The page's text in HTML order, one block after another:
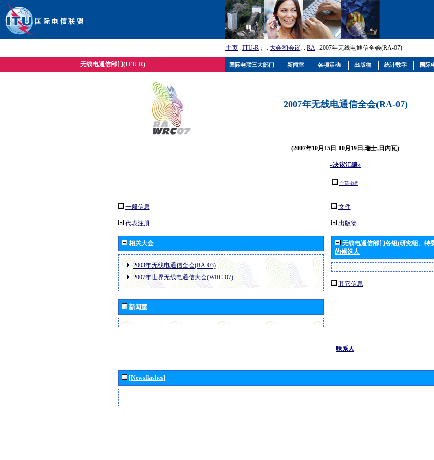
主页 : ITU-R ； : 大会和会议; : RA: 2007年无线电通信全会(RA-07)
无线电通信部门(ITU-R)
2007年无线电通信全会(RA-07)
(2007年10月15日-10月19日,瑞士,日内瓦)
«决议汇编»
全部收缩
一般信息
代表注册
相关大会
2003年无线电通信全会(RA-03)
2007年世界无线电通信大会(WRC-07)
新闻室
文件
出版物
无线电通信部门各组(研究组、特
的候选人
其它信息
联系人
[Newsflashes]
国际电联三大部门 新闻室 各项活动 出版物 统计数字 国际